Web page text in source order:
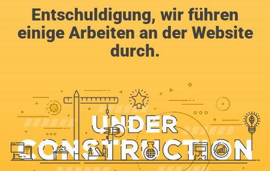
Entschuldigung, wir führen
einige Arbeiten an der Website
durch.